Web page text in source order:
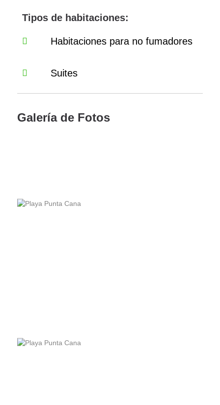
Tipos de habitaciones:
Habitaciones para no fumadores
Suites
Galería de Fotos